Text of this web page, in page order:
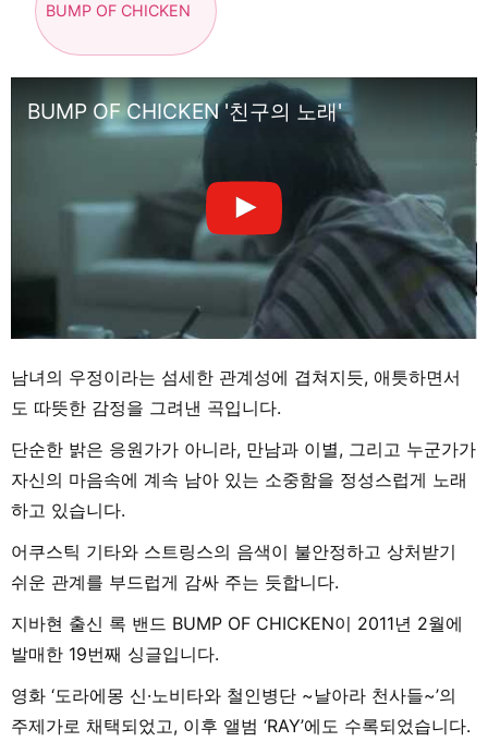
BUMP OF CHICKEN
BUMP OF CHICKEN '친구의 노래'
남녀의 우정이라는 섬세한 관계성에 겹쳐지듯, 애틋하면서
도 따뜻한 감정을 그려낸 곡입니다.
단순한 밝은 응원가가 아니라, 만남과 이별, 그리고 누군가가
자신의 마음속에 계속 남아 있는 소중함을 정성스럽게 노래
하고 있습니다.
어쿠스틱 기타와 스트링스의 음색이 불안정하고 상처받기
쉬운 관계를 부드럽게 감싸 주는 듯합니다.
지바현 출신 록 밴드 BUMP OF CHICKEN이 2011년 2월에
발매한 19번째 싱글입니다.
영화 ‘도라에몽 신·노비타와 철인병단 ~날아라 천사들~’의
주제가로 채택되었고, 이후 앨범 ‘RAY’에도 수록되었습니다.